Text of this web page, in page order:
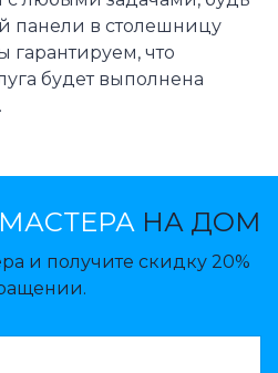
панели в столешницу
гарантируем, что
будет выполнена
НА ДОМ
и получите скидку 20%